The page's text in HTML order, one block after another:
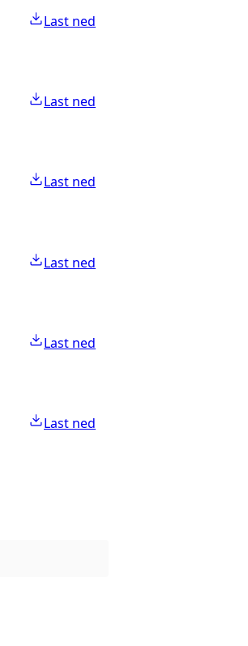
Last ned
Last ned
Last ned
Last ned
Last ned
Last ned